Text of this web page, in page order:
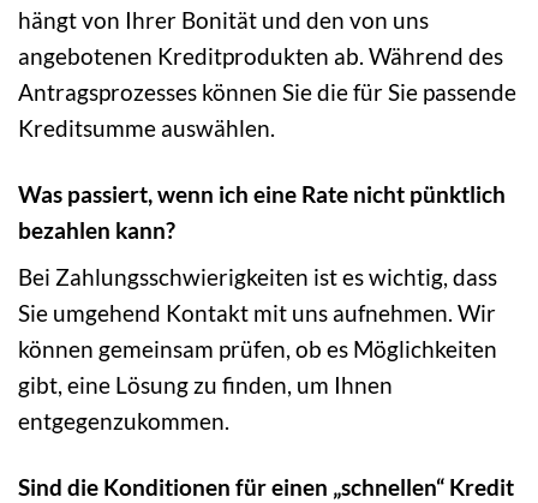
hängt von Ihrer Bonität und den von uns
angebotenen Kreditprodukten ab. Während des
Antragsprozesses können Sie die für Sie passende
Kreditsumme auswählen.
Was passiert, wenn ich eine Rate nicht pünktlich
bezahlen kann?
Bei Zahlungsschwierigkeiten ist es wichtig, dass
Sie umgehend Kontakt mit uns aufnehmen. Wir
können gemeinsam prüfen, ob es Möglichkeiten
gibt, eine Lösung zu finden, um Ihnen
entgegenzukommen.
Sind die Konditionen für einen „schnellen“ Kredit